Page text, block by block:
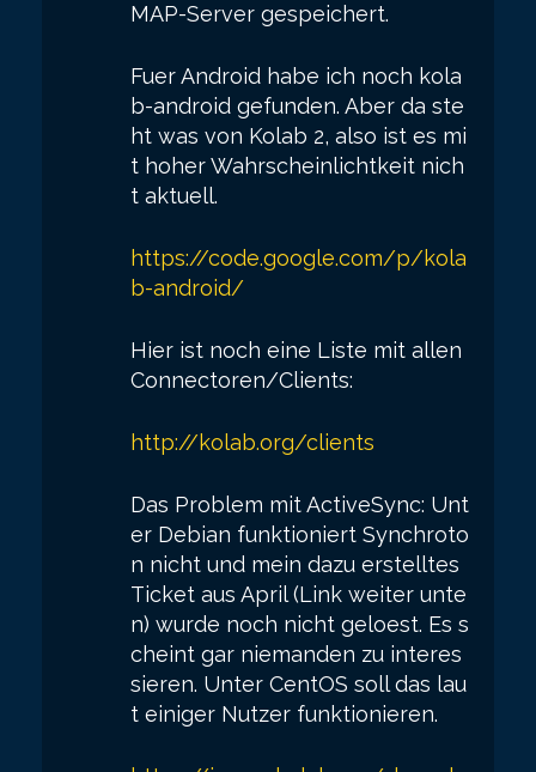
MAP-Server gespeichert.
Fuer Android habe ich noch kola
b-android gefunden. Aber da ste
ht was von Kolab 2, also ist es mi
t hoher Wahrscheinlichtkeit nich
t aktuell.
https://code.google.com/p/kola
b-android/
Hier ist noch eine Liste mit allen
Connectoren/Clients:
http://kolab.org/clients
Das Problem mit ActiveSync: Unt
er Debian funktioniert Synchroto
n nicht und mein dazu erstelltes
Ticket aus April (Link weiter unte
n) wurde noch nicht geloest. Es s
cheint gar niemanden zu interes
sieren. Unter CentOS soll das lau
t einiger Nutzer funktionieren.